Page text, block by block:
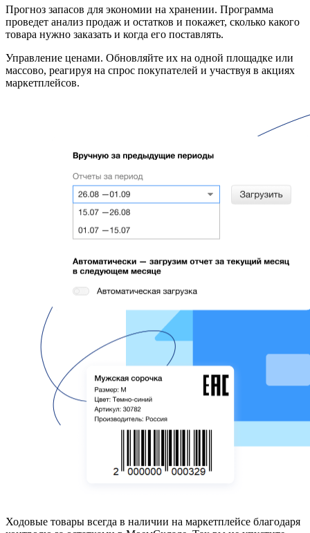
Прогноз запасов для экономии на хранении. Программа
проведет анализ продаж и остатков и покажет, сколько какого
товара нужно заказать и когда его поставлять.
Управление ценами. Обновляйте их на одной площадке или
массово, реагируя на спрос покупателей и участвуя в акциях
маркетплейсов.
Ходовые товары всегда в наличии на маркетплейсе благодаря